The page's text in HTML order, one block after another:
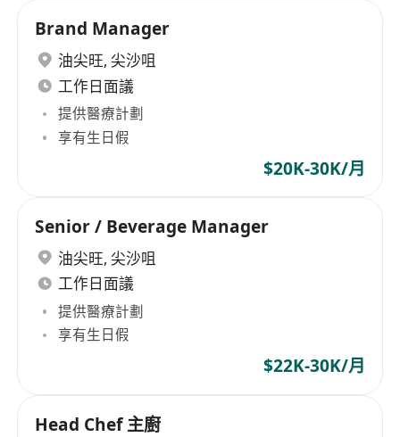
Brand Manager
油尖旺, 尖沙咀
工作日面議
提供醫療計劃
享有生日假
$20K-30K/月
Senior / Beverage Manager
油尖旺, 尖沙咀
工作日面議
提供醫療計劃
享有生日假
$22K-30K/月
Head Chef 主廚